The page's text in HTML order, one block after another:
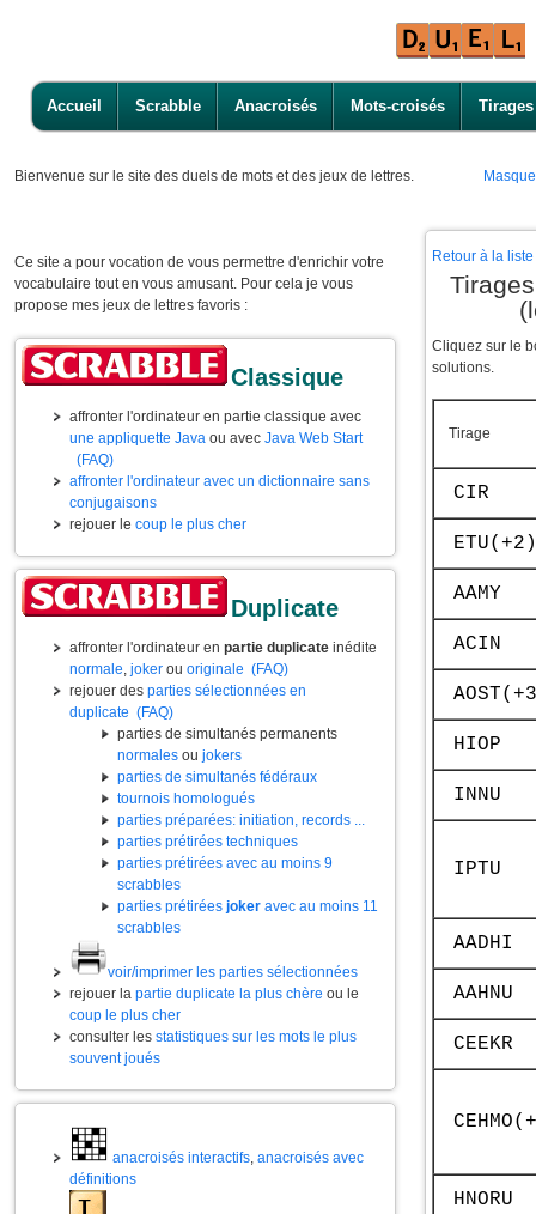
Accueil Scrabble Anacroisés Mots-croisés Tirages
Bienvenue sur le site des duels de mots et des jeux de lettres.
Ce site a pour vocation de vous permettre d'enrichir votre
vocabulaire tout en vous amusant. Pour cela je vous
propose mes jeux de lettres favoris :
Classique
affronter l'ordinateur en partie classique avec
une appliquette Java ou avec Java Web Start
(FAQ)
affronter l'ordinateur avec un dictionnaire sans
conjugaisons
rejouer le coup le plus cher
Duplicate
affronter l'ordinateur en partie duplicate inédite
normale, joker ou originale (FAQ)
rejouer des parties sélectionnées en
duplicate (FAQ)
parties de simultanés permanents
normales ou jokers
parties de simultanés fédéraux
tournois homologués
parties préparées: initiation, records ...
parties prétirées techniques
parties prétirées avec au moins 9
scrabbles
parties prétirées joker avec au moins 11
scrabbles
voir/imprimer les parties sélectionnées
rejouer la partie duplicate la plus chère ou le
coup le plus cher
consulter les statistiques sur les mots le plus
souvent joués
anacroisés interactifs, anacroisés avec
définitions
Retour à la
Cliquez sur le
solutions.
Tirage
CIR
ETU(+2)
AAMY
ACIN
HIOP
INNU
IPTU
AADHI
AAHNU
CEEKR
HNORU